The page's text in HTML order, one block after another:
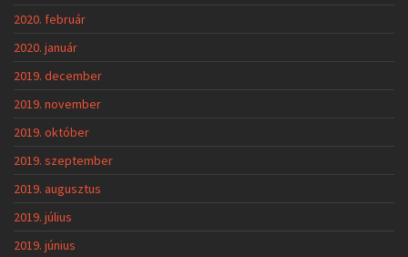
2020. február
2020. január
2019. december
2019. november
2019. október
2019. szeptember
2019. augusztus
2019. július
2019. június